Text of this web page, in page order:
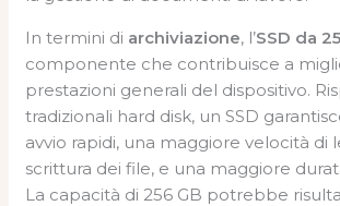
In termini di archiviazione, l’SSD da
componente che contribuisce a
prestazioni generali del dispositivo.
tradizionali hard disk, un SSD
avvio rapidi, una maggiore velocità di
scrittura dei file, e una maggiore
La capacità di 256 GB potrebbe